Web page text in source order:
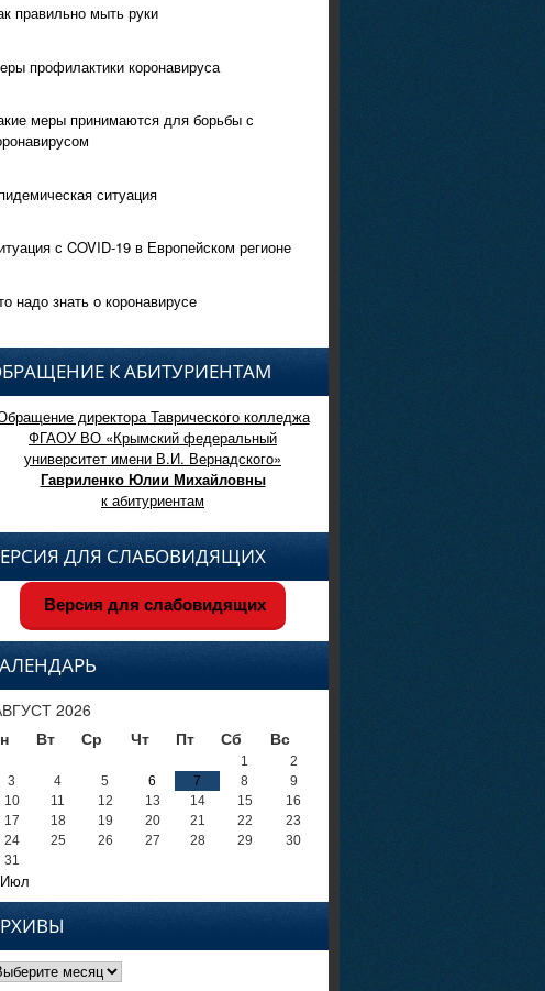
правильно мыть руки
профилактики коронавируса
меры принимаются для борьбы с
ситуация
с COVID-19 в Европейском регионе
надо знать о коронавирусе
К АБИТУРИЕНТАМ
директора Таврического колледжа
ФГАОУ ВО «Крымский федеральный
университет имени В.И. Вернадского»
Гавриленко Юлии Михайловны
к абитуриентам
ДЛЯ СЛАБОВИДЯЩИХ
Версия для слабовидящих
2026
Вт Ср Чт Пт Сб Вс
1
2
3
4 5 6 7 8
9
10
11 12 13 14 15
16
17
18 19 20 21 22
23
24
25 26 27 28 29
30
31